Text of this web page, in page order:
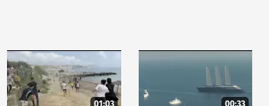
01:03 00:33